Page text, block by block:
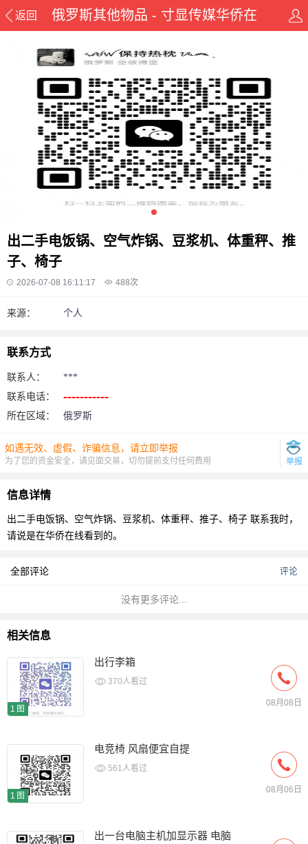
返回 俄罗斯其他物品 - 寸显传媒华侨在
线华人资讯网
出二手电饭锅、空气炸锅、豆浆机、体重秤、推
子、椅子
2026-07-08 16:11:17 488次
来源： 个人
联系方式
联系人：
***
联系电话：
所在区域：
俄罗斯
如遇无效、虚假、诈骗信息，请立即举报
为了您的资金安全，请见面交易，切勿提前支付任何费用 举报
信息详情
出二手电饭锅、空气炸锅、豆浆机、体重秤、推子、椅子 联系我时，
请说是在华侨在线看到的。
全部评论 评论
没有更多评论...
相关信息
1图
出行李箱
370人看过
08月08日
1图
电竞椅 风扇便宜自提
561人看过
08月06日
出一台电脑主机加显示器 电脑